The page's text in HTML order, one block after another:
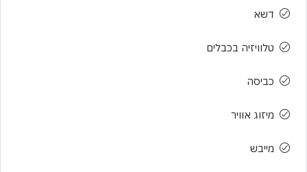
דשא
טלוויזיה בכבלים
כביסה
מיזוג אוויר
מייבש